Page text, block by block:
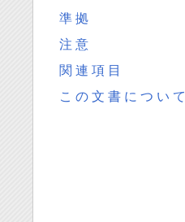
準 拠
注 意
関 連 項 目
こ の 文 書 に つ い て